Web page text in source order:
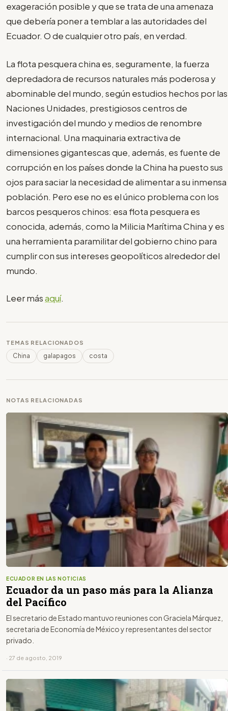
exageración posible y que se trata de una amenaza
que debería poner a temblar a las autoridades del
Ecuador. O de cualquier otro país, en verdad.
La flota pesquera china es, seguramente, la fuerza
depredadora de recursos naturales más poderosa y
abominable del mundo, según estudios hechos por las
Naciones Unidades, prestigiosos centros de
investigación del mundo y medios de renombre
internacional. Una maquinaria extractiva de
dimensiones gigantescas que, además, es fuente de
corrupción en los países donde la China ha puesto sus
ojos para saciar la necesidad de alimentar a su inmensa
población. Pero ese no es el único problema con los
barcos pesqueros chinos: esa flota pesquera es
conocida, además, como la Milicia Marítima China y es
una herramienta paramilitar del gobierno chino para
cumplir con sus intereses geopolíticos alrededor del
mundo.
Leer másaquí.
TEMAS RELACIONADOS
China galapagos costa
NOTAS RELACIONADAS
ECUADOR EN LAS NOTICIAS
Ecuador da un paso más para la Alianza
del Pacífico
El secretario de Estado mantuvo reuniones con Graciela Márquez,
secretaria de Economía de México y representantes del sector
privado.
· 27 de agosto, 2019